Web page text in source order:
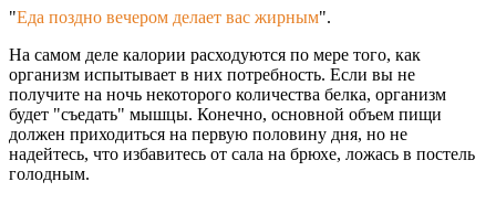
"Еда поздно вечером делает вас жирным".
На самом деле калории расходуются по мере того, как
организм испытывает в них потребность. Если вы не
получите на ночь некоторого количества белка, организм
будет "съедать" мышцы. Конечно, основной объем пищи
должен приходиться на первую половину дня, но не
надейтесь, что избавитесь от сала на брюхе, ложась в постель
голодным.